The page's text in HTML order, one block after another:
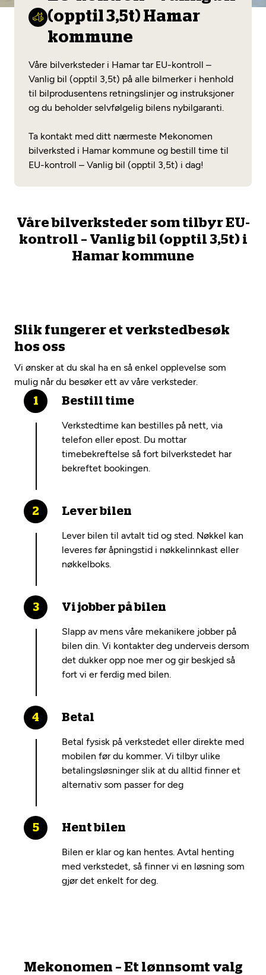
Diagnose/Feilsøking
Mekonomen Bilkonto
Les mer
Fritt verkstedvalg
Lønnsomt valg
Mobilitetsgaranti
Nybilgaranti og fabrikkgaranti
Opprett en konto
(opptil 3,5t) Hamar
kommune
Våre bilverksteder i Hamar tar EU-kontroll –
Vanlig bil (opptil 3,5t) på alle bilmerker i henhold
til bilprodusentens retningslinjer og instruksjoner
og du beholder selvfølgelig bilens nybilgaranti.
Ta kontakt med ditt nærmeste Mekonomen
bilverksted i Hamar kommune og bestill time til
EU-kontroll – Vanlig bil (opptil 3,5t) i dag!
Våre bilverksteder som tilbyr EU-
kontroll – Vanlig bil (opptil 3,5t) i
Hamar kommune
Slik fungerer et verkstedbesøk
hos oss
Vi ønsker at du skal ha en så enkel opplevelse som
mulig når du besøker ett av våre verksteder.
Bestill time
Verkstedtime kan bestilles på nett, via
telefon eller epost. Du mottar
timebekreftelse så fort bilverkstedet har
bekreftet bookingen.
Lever bilen
Lever bilen til avtalt tid og sted. Nøkkel kan
leveres før åpningstid i nøkkelinnkast eller
nøkkelboks.
Vi jobber på bilen
Slapp av mens våre mekanikere jobber på
bilen din. Vi kontakter deg underveis dersom
det dukker opp noe mer og gir beskjed så
fort vi er ferdig med bilen.
Betal
Betal fysisk på verkstedet eller direkte med
mobilen før du kommer. Vi tilbyr ulike
betalingsløsninger slik at du alltid finner et
alternativ som passer for deg
Hent bilen
Bilen er klar og kan hentes. Avtal henting
med verkstedet, så finner vi en løsning som
gjør det enkelt for deg.
Mekonomen – Et lønnsomt valg